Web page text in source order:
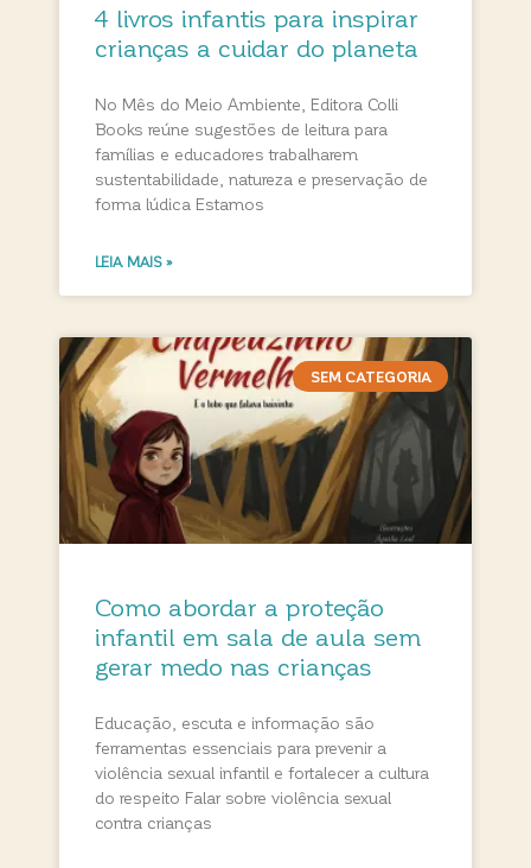
4 livros infantis para inspirar
crianças a cuidar do planeta
No Mês do Meio Ambiente, Editora Colli
Books reúne sugestões de leitura para
famílias e educadores trabalharem
sustentabilidade, natureza e preservação de
forma lúdica Estamos
LEIA MAIS »
SEM CATEGORIA
Como abordar a proteção
infantil em sala de aula sem
gerar medo nas crianças
Educação, escuta e informação são
ferramentas essenciais para prevenir a
violência sexual infantil e fortalecer a cultura
do respeito Falar sobre violência sexual
contra crianças